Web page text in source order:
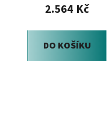
2.564 Kč
DO KOŠÍKU